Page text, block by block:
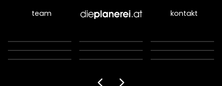
team kontakt